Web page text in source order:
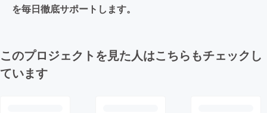
を毎日徹底サポートします。
このプロジェクトを見た人はこちらもチェックし
ています